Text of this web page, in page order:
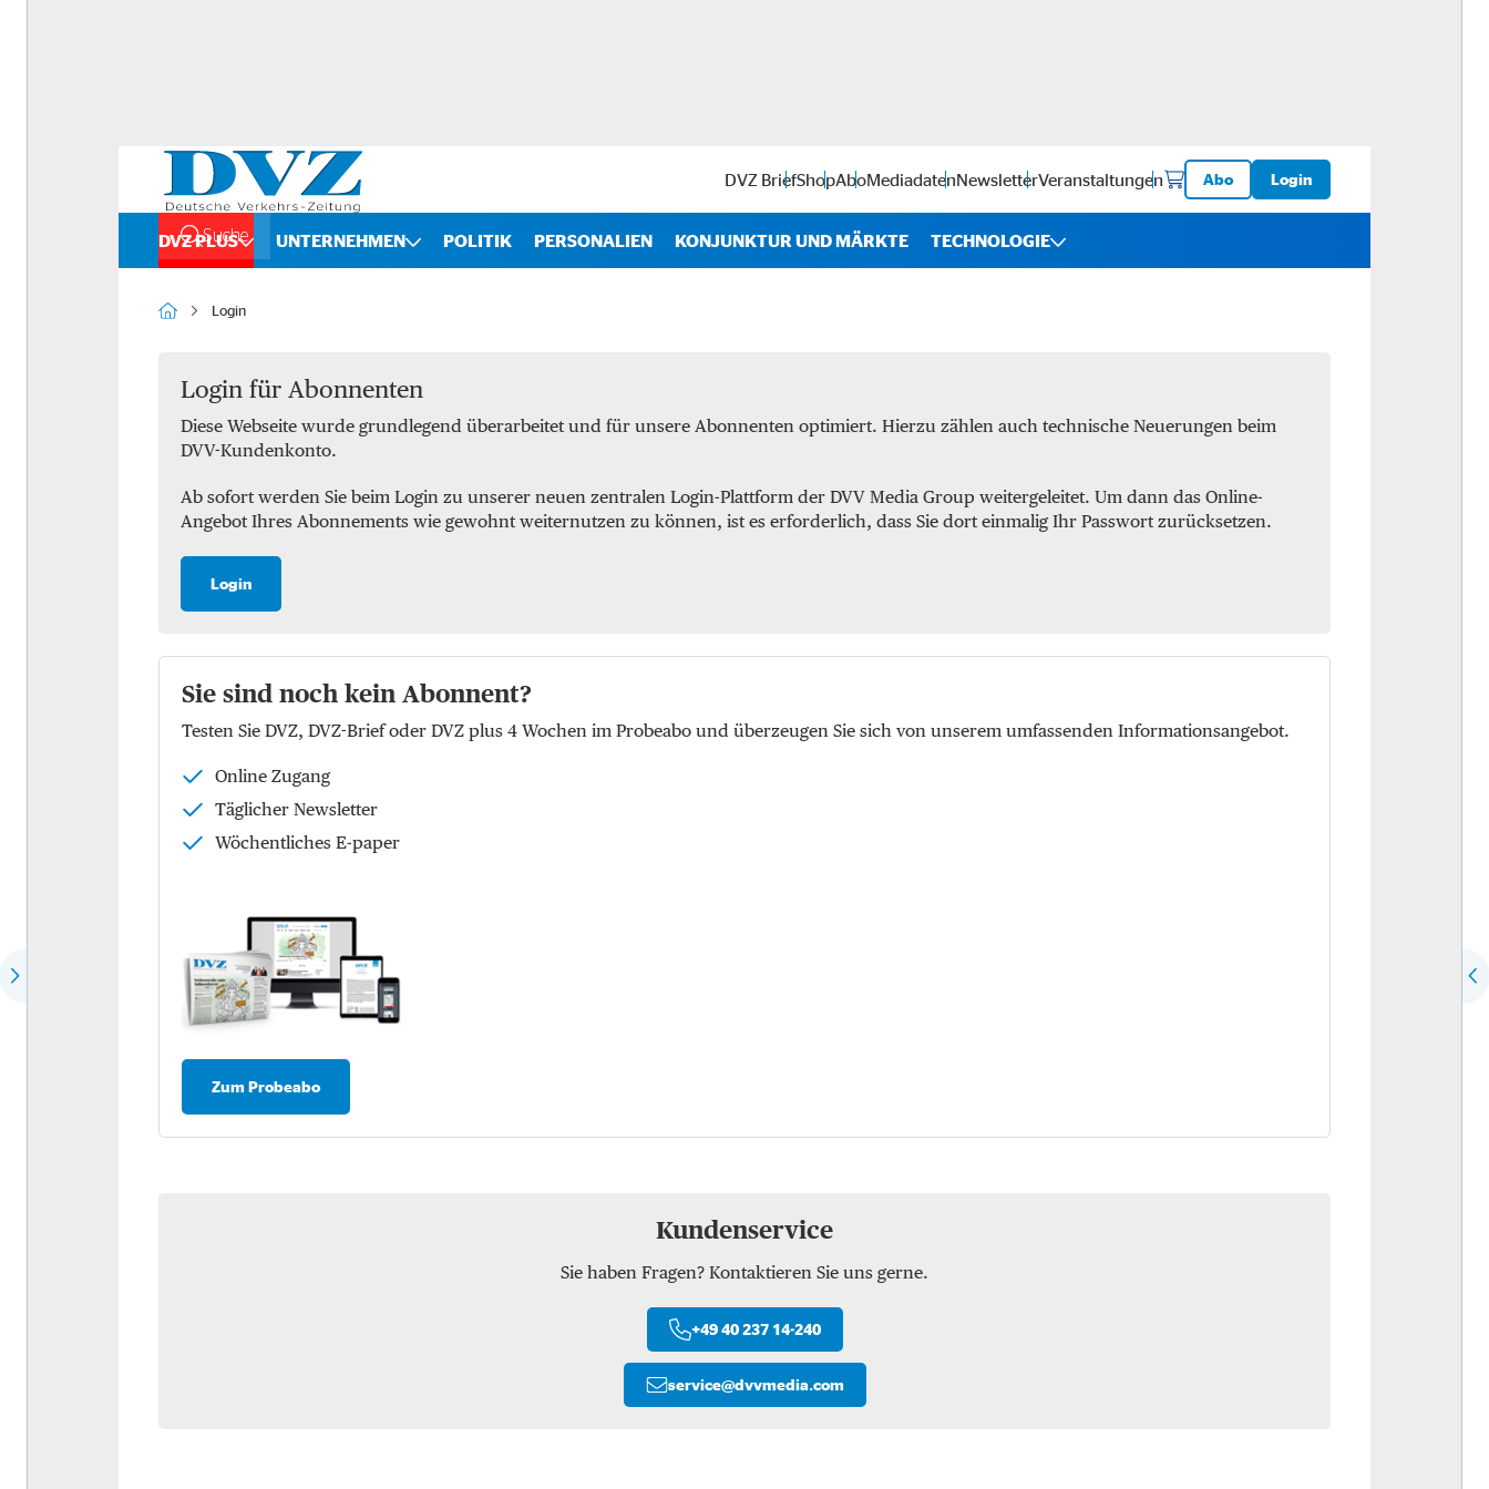
DVZ BriefShopAboMediadatenNewsletterVeranstaltungen Abo Login
DVZ PLUS
Bilanzchecks
Fusionen und Übernahmen
Marktchecks
Vergleichschecks Top-
Hear the expert
Speech of the month
EU-Politik
Dossier: Future of commerce
Dossier: Defence Logistics
Dossier: Antriebswende
Umfrage: Nachhaltigkeit in
der Logistik
UNTERNEHMEN
Kombinierter Verkehr
Binnenschifffahrt
Luft
Logistik
Logistikimmobilien
POLITIK PERSONALIEN KONJUNKTUR UND MÄRKTE TECHNOLOGIE
Intralogistik
Suche
Login
Login für Abonnenten
Diese Webseite wurde grundlegend überarbeitet und für unsere Abonnenten optimiert. Hierzu zählen auch technische Neuerungen beim
DVV-Kundenkonto.
Ab sofort werden Sie beim Login zu unserer neuen zentralen Login-Plattform der DVV Media Group weitergeleitet. Um dann das Online-
Angebot Ihres Abonnements wie gewohnt weiternutzen zu können, ist es erforderlich, dass Sie dort einmalig Ihr Passwort zurücksetzen.
Login
Sie sind noch kein Abonnent?
Testen Sie DVZ, DVZ-Brief oder DVZ plus 4 Wochen im Probeabo und überzeugen Sie sich von unserem umfassenden Informationsangebot.
Online Zugang
Täglicher Newsletter
Wöchentliches E-paper
Zum Probeabo
Kundenservice
Sie haben Fragen? Kontaktieren Sie uns gerne.
+49 40 237 14-240
service@dvvmedia.com